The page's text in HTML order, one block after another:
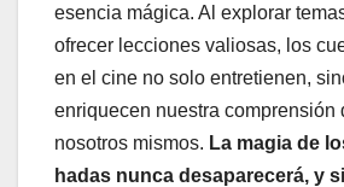
esencia mágica. Al explorar
ofrecer lecciones valiosas, los
en el cine no solo entretienen,
enriquecen nuestra comprensión
nosotros mismos. La magia de
hadas nunca desaparecerá, y